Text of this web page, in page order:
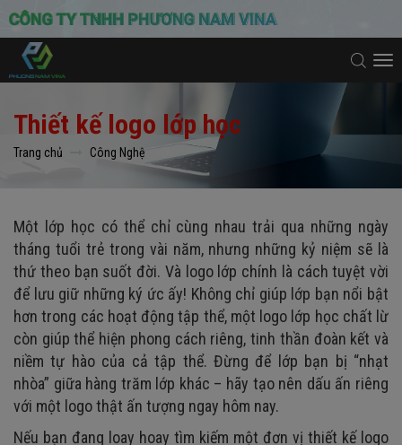
Thiết kế logo lớp học
Trang chủ Công Nghệ
Một lớp học có thể chỉ cùng nhau trải qua những ngày
tháng tuổi trẻ trong vài năm, nhưng những kỷ niệm sẽ là
thứ theo bạn suốt đời. Và logo lớp chính là cách tuyệt vời
để lưu giữ những ký ức ấy! Không chỉ giúp lớp bạn nổi bật
hơn trong các hoạt động tập thể, một logo lớp học chất lừ
còn giúp thể hiện phong cách riêng, tinh thần đoàn kết và
niềm tự hào của cả tập thể. Đừng để lớp bạn bị “nhạt
nhòa” giữa hàng trăm lớp khác – hãy tạo nên dấu ấn riêng
với một logo thật ấn tượng ngay hôm nay.
Nếu bạn đang loay hoay tìm kiếm một đơn vị thiết kế logo